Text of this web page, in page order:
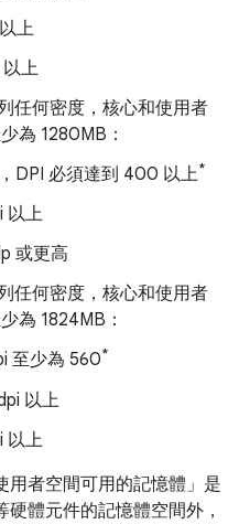
上
上
任何密度，核心和使用者
為 1280MB：
DPI 必須達到 400 以上*
以上
或更高
任何密度，核心和使用者
為 1824MB：
至少為 560*
以上
以上
用者空間可用的記憶體」是
體元件的記憶體空間外，